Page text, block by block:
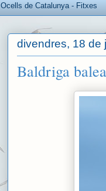
Ocells de Catalunya - Fitxes
divendres, 18 de
Baldriga